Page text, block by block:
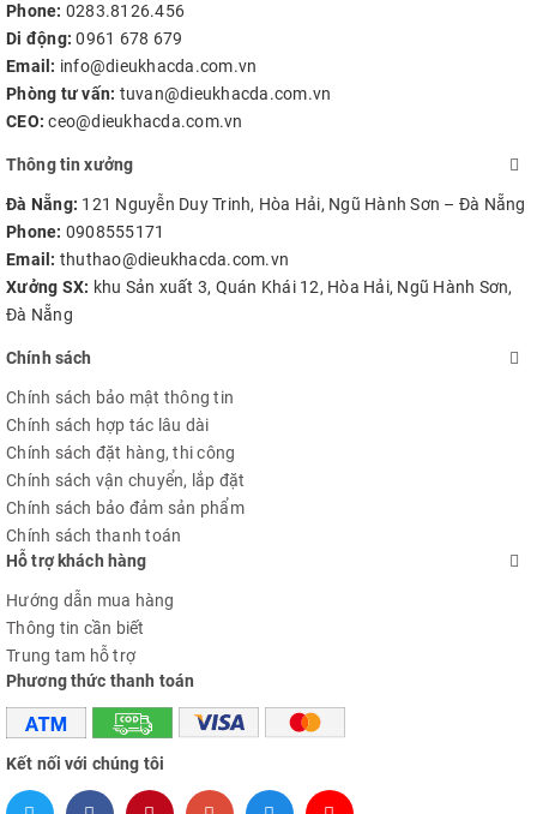
Phone: 0283.8126.456
Di động: 0961 678 679
Email: info@dieukhacda.com.vn
Phòng tư vấn: tuvan@dieukhacda.com.vn
CEO: ceo@dieukhacda.com.vn
Thông tin xưởng
Đà Nẵng: 121 Nguyễn Duy Trinh, Hòa Hải, Ngũ Hành Sơn – Đà Nẵng
Phone: 0908555171
Email: thuthao@dieukhacda.com.vn
Xưởng SX: khu Sản xuất 3, Quán Khái 12, Hòa Hải, Ngũ Hành Sơn,
Đà Nẵng
Chính sách
Chính sách bảo mật thông tin
Chính sách hợp tác lâu dài
Chính sách đặt hàng, thi công
Chính sách vận chuyển, lắp đặt
Chính sách bảo đảm sản phẩm
Chính sách thanh toán
Hỗ trợ khách hàng
Hướng dẫn mua hàng
Thông tin cần biết
Trung tam hỗ trợ
Phương thức thanh toán
Kết nối với chúng tôi